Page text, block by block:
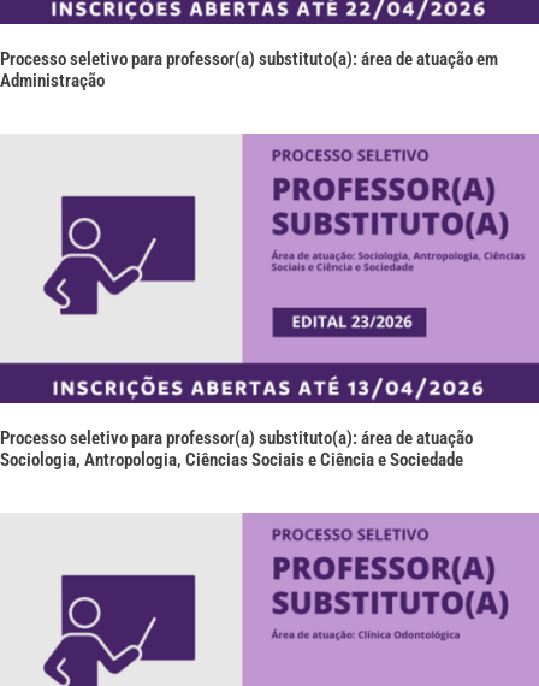
Processo seletivo para professor(a) substituto(a): área de atuação em
Administração
Processo seletivo para professor(a) substituto(a): área de atuação
Sociologia, Antropologia, Ciências Sociais e Ciência e Sociedade